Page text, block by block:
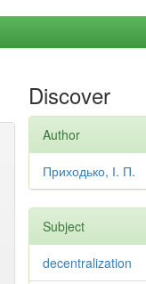
Discover
Author
Приходько, І. П.
Subject
decentralization